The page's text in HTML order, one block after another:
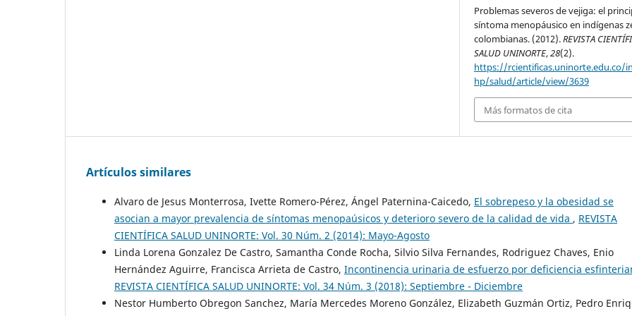
Problemas severos de vejiga: el
síntoma menopáusico en indígenas
colombianas. (2012).REVISTA
SALUD UNINORTE,28(2).
https://rcientificas.uninorte.edu.co/
hp/salud/article/view/3639
Más formatos de cita
Artículos similares
Alvaro de Jesus Monterrosa, Ivette Romero-Pérez, Ángel Paternina-Caicedo, El sobrepeso y la obesidad se
asocian a mayor prevalencia de síntomas menopaúsicos y deterioro severo de la calidad de vida , REVISTA
CIENTÍFICA SALUD UNINORTE: Vol. 30 Núm. 2 (2014): Mayo-Agosto
Linda Lorena Gonzalez De Castro, Samantha Conde Rocha, Silvio Silva Fernandes, Rodriguez Chaves, Enio
Hernández Aguirre, Francisca Arrieta de Castro, Incontinencia urinaria de esfuerzo por deficiencia
REVISTA CIENTÍFICA SALUD UNINORTE: Vol. 34 Núm. 3 (2018): Septiembre - Diciembre
Nestor Humberto Obregon Sanchez, María Mercedes Moreno González, Elizabeth Guzmán Ortiz, Pedro